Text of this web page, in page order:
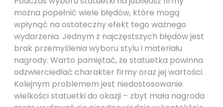
można popełnić wiele błędów, które mogą
wpłynąć na ostateczny efekt tego ważnego
wydarzenia. Jednym z najczęstszych błędów jest
brak przemyślenia wyboru stylu i materiału
nagrody. Warto pamiętać, że statuetka powinna
odzwierciedlać charakter firmy oraz jej wartości.
Kolejnym problemem jest niedostosowanie
wielkości statuetki do okazji – zbyt mała nagroda